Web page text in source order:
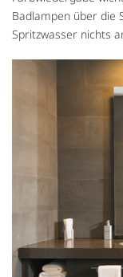
Badlampen über die
Spritzwasser nichts